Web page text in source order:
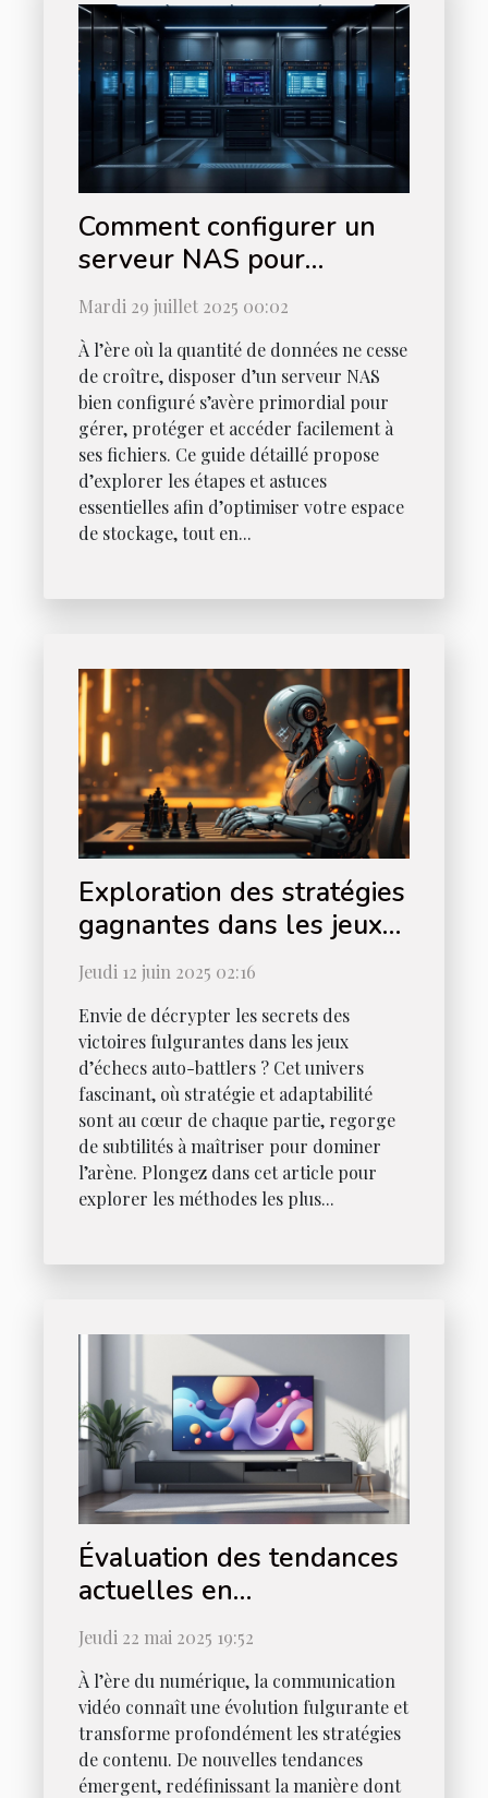
Comment configurer un
serveur NAS pour
optimiser votre stockage
de données ?
Mardi 29 juillet 2025 00:02
À l’ère où la quantité de données ne cesse
de croître, disposer d’un serveur NAS
bien configuré s’avère primordial pour
gérer, protéger et accéder facilement à
ses fichiers. Ce guide détaillé propose
d’explorer les étapes et astuces
essentielles afin d’optimiser votre espace
de stockage, tout en...
Exploration des stratégies
gagnantes dans les jeux
d'échecs auto-battlers
Jeudi 12 juin 2025 02:16
Envie de décrypter les secrets des
victoires fulgurantes dans les jeux
d’échecs auto-battlers ? Cet univers
fascinant, où stratégie et adaptabilité
sont au cœur de chaque partie, regorge
de subtilités à maîtriser pour dominer
l’arène. Plongez dans cet article pour
explorer les méthodes les plus...
Évaluation des tendances
actuelles en
communication vidéo
Jeudi 22 mai 2025 19:52
À l’ère du numérique, la communication
vidéo connaît une évolution fulgurante et
transforme profondément les stratégies
de contenu. De nouvelles tendances
émergent, redéfinissant la manière dont